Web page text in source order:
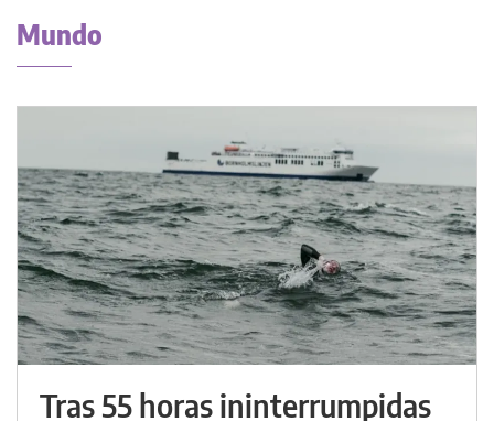
Mundo
Tras 55 horas ininterrumpidas